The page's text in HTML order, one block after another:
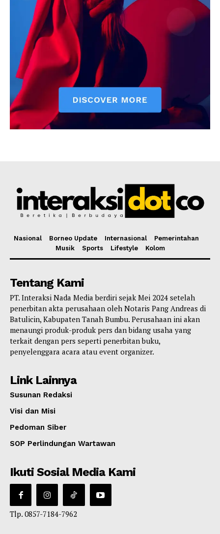
Nasional Borneo Update Internasional
Pemerintahan
Musik
Sports Lifestyle Kolom
Tentang Kami
PT. Interaksi Nada Media berdiri sejak Mei 2024 setelah
penerbitan akta perusahaan oleh Notaris Pang Andreas di
Batulicin, Kabupaten Tanah Bumbu. Perusahaan ini akan
menaungi produk-produk pers dan bidang usaha yang
terkait dengan pers seperti penerbitan buku,
penyelenggara acara atau event organizer.
Link Lainnya
Susunan Redaksi
Visi dan Misi
Pedoman Siber
SOP Perlindungan Wartawan
Ikuti Sosial Media Kami
Tlp. 0857-7184-7962